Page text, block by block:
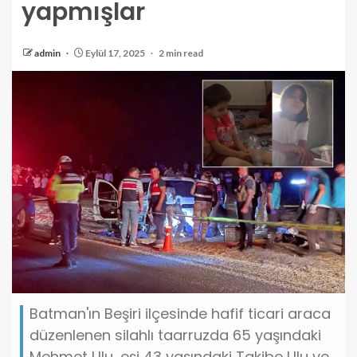
yapmışlar
admin Eylül 17, 2025 2 min read
Batman'ın Beşiri ilçesinde hafif ticari araca
düzenlenen silahlı taarruzda 65 yaşındaki